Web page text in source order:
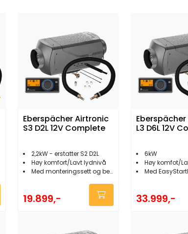
5.0 av 5 mulige
Eberspächer Airtronic
S3 D2L 12V Complete
2,2kW - erstatter S2 D2L
Høy komfort/Lavt lydnivå
Med monteringssett og betjeningspanel
19.899,-
L3 D6L 12V
6kW
Høy komfot/
Med
33.999,-